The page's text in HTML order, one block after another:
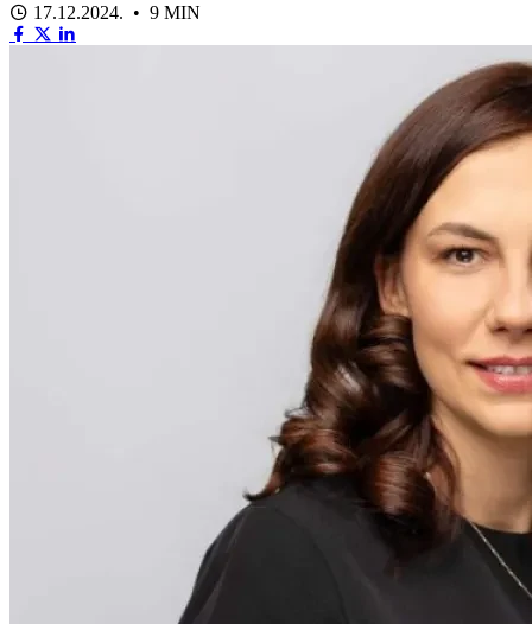
17.12.2024. • 9 MIN